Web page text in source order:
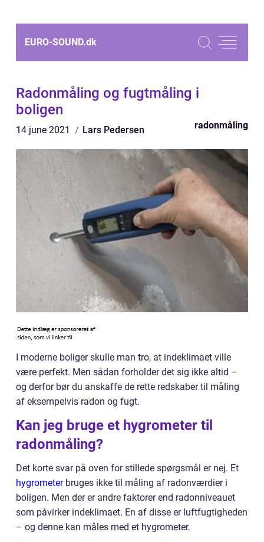
EURO-SOUND.dk
Radonmåling og fugtmåling i
boligen
14 june 2021 Lars Pedersen radonmåling
I moderne boliger skulle man tro, at indeklimaet ville
være perfekt. Men sådan forholder det sig ikke altid –
og derfor bør du anskaffe de rette redskaber til måling
af eksempelvis radon og fugt.
Kan jeg bruge et hygrometer til
radonmåling?
Det korte svar på oven for stillede spørgsmål er nej. Et
hygrometerbruges ikke til måling af radonværdier i
boligen. Men der er andre faktorer end radonniveauet
som påvirker indeklimaet. En af disse er luftfugtigheden
– og denne kan måles med et hygrometer.